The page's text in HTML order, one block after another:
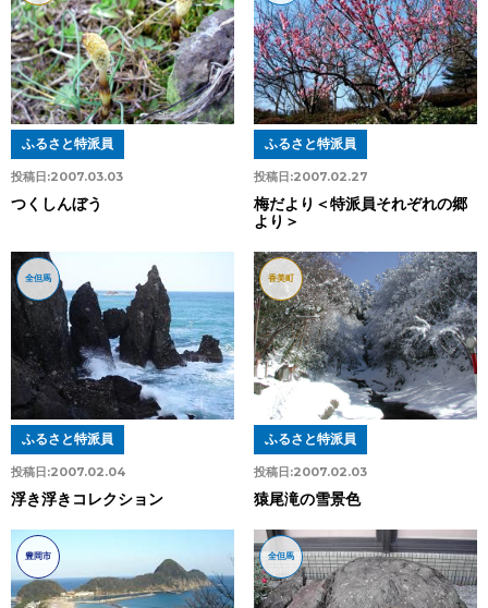
投稿日:2007.03.03
ふるさと特派員
つくしんぼう
投稿日:2007.02.27
ふるさと特派員
梅だより＜特派員それぞれの郷
より＞
全但馬
投稿日:2007.02.04
ふるさと特派員
浮き浮きコレクション
香美町
投稿日:2007.02.03
ふるさと特派員
猿尾滝の雪景色
豊岡市 全但馬